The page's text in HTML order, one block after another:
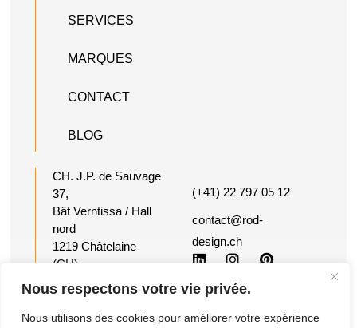
Nous respectons votre vie privée.
Nous utilisons des cookies pour améliorer votre expérience
SERVICES
MARQUES
CONTACT
BLOG
CH. J.P. de Sauvage
37,
Bât Verntissa / Hall
nord
1219 Châtelaine
(CH)
(+41) 22 797 05 12
contact@rod-
design.ch